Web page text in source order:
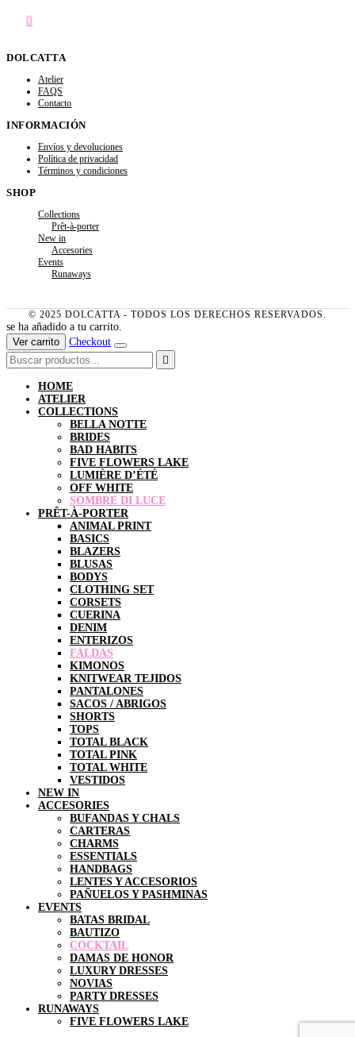
DOLCATTA
Atelier
FAQS
Contacto
INFORMACIÓN
Envíos y devoluciones
Política de privacidad
Términos y condiciones
SHOP
Collections
Prêt-à-porter
New in
Accesories
Events
Runaways
© 2025 DOLCATTA - TODOS LOS DERECHOS RESERVADOS.
se ha añadido a tu carrito.
Ver carrito
Checkout
HOME
ATELIER
COLLECTIONS
BELLA NOTTE
BRIDES
BAD HABITS
FIVE FLOWERS LAKE
LUMIÈRE D’ÉTÉ
OFF WHITE
SOMBRE DI LUCE
PRÊT-À-PORTER
ANIMAL PRINT
BASICS
BLAZERS
BLUSAS
BODYS
CLOTHING SET
CORSETS
CUERINA
DENIM
ENTERIZOS
FALDAS
KIMONOS
KNITWEAR TEJIDOS
PANTALONES
SACOS / ABRIGOS
SHORTS
TOPS
TOTAL BLACK
TOTAL PINK
TOTAL WHITE
VESTIDOS
NEW IN
ACCESORIES
BUFANDAS Y CHALS
CARTERAS
CHARMS
ESSENTIALS
HANDBAGS
LENTES Y ACCESORIOS
PAÑUELOS Y PASHMINAS
EVENTS
BATAS BRIDAL
BAUTIZO
COCKTAIL
DAMAS DE HONOR
LUXURY DRESSES
NOVIAS
PARTY DRESSES
RUNAWAYS
FIVE FLOWERS LAKE